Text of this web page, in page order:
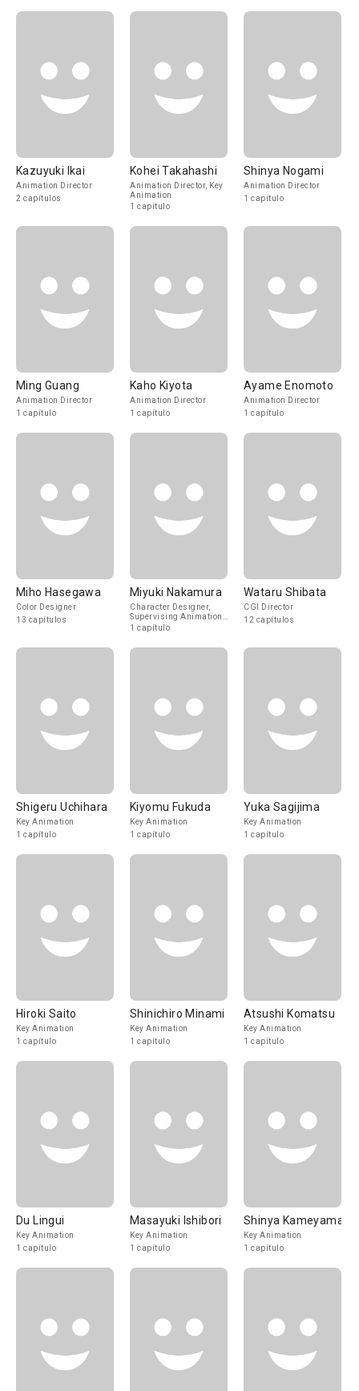
Kazuyuki Ikai
Animation Director
2 capítulos
Kohei Takahashi
Animation Director, Key
Animation
1 capítulo
Shinya Nogami
Animation Director
1 capítulo
Ming Guang
Animation Director
1 capítulo
Kaho Kiyota
Animation Director
1 capítulo
Ayame Enomoto
Animation Director
1 capítulo
Miho Hasegawa
Color Designer
13 capítulos
Miyuki Nakamura
Character Designer,
Supervising Animation
Director
1 capítulo
Wataru Shibata
CGI Director
12 capítulos
Shigeru Uchihara
Key Animation
1 capítulo
Kiyomu Fukuda
Key Animation
1 capítulo
Yuka Sagijima
Key Animation
1 capítulo
Hiroki Saito
Key Animation
1 capítulo
Shinichiro Minami
Key Animation
1 capítulo
Atsushi Komatsu
Key Animation
1 capítulo
Du Lingui
Key Animation
1 capítulo
Masayuki Ishibori
Key Animation
1 capítulo
Shinya Kameyama
Key Animation
1 capítulo